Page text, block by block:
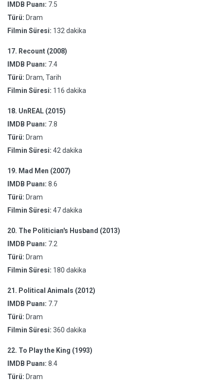
IMDB Puanı: 7.5
Türü: Dram
Filmin Süresi: 132 dakika
17. Recount (2008)
IMDB Puanı: 7.4
Türü: Dram, Tarih
Filmin Süresi: 116 dakika
18. UnREAL (2015)
IMDB Puanı: 7.8
Türü: Dram
Filmin Süresi: 42 dakika
19. Mad Men (2007)
IMDB Puanı: 8.6
Türü: Dram
Filmin Süresi: 47 dakika
20. The Politician's Husband (2013)
IMDB Puanı: 7.2
Türü: Dram
Filmin Süresi: 180 dakika
21. Political Animals (2012)
IMDB Puanı: 7.7
Türü: Dram
Filmin Süresi: 360 dakika
22. To Play the King (1993)
IMDB Puanı: 8.4
Türü: Dram